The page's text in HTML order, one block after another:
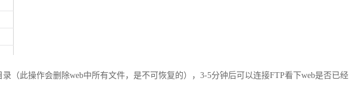
（此操作会删除web中所有文件，是不可恢复的），3-5分钟后可以连接FTP看下web是否已经